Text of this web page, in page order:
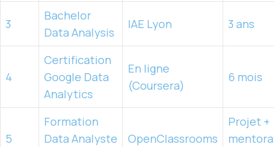
3
Bachelor
Data Analysis
IAE Lyon 3 ans
4
Certification
Google Data
Analytics
En ligne
(Coursera)
6 mois
5
Formation
Data Analyste
OpenClassrooms
Projet +